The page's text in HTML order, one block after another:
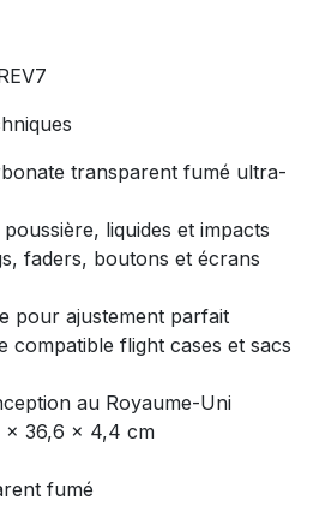
transparent fumé ultra-
liquides et impacts
faders, boutons et écrans
pour ajustement parfait
compatible flight cases et sacs
au Royaume-Uni
x 36,6 x 4,4 cm
fumé